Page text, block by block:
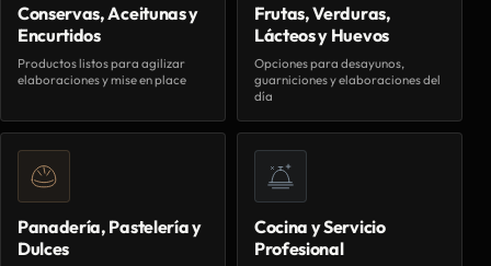
Conservas, Aceitunas y
Encurtidos
Productos listos para agilizar
elaboraciones y mise en place
Frutas, Verduras,
Lácteos y Huevos
Opciones para desayunos,
guarniciones y elaboraciones del
día
Panadería, Pastelería y
Dulces
Cocina y Servicio
Profesional